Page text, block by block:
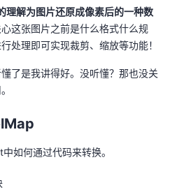
解为图片还原成像素后的一种数
这张图片之前是什么格式什么规
处理即可实现裁剪、缩放等功能！
了是我讲得好。没听懂？那也没关
如何通过代码来转换。